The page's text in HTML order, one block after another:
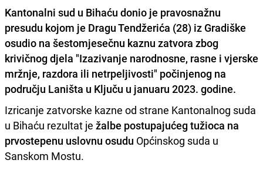
Kantonalni sud u Bihaću donio je pravosnažnu
presudu kojom je Dragu Tendžerića (28) iz Gradiške
osudio na šestomjesečnu kaznu zatvora zbog
krivičnog djela "Izazivanje narodnosne, rasne i vjerske
mržnje, razdora ili netrpeljivosti" počinjenog na
području Laništa u Ključu u januaru 2023. godine.
Izricanje zatvorske kazne od strane Kantonalnog suda
u Bihaću rezultat je žalbe postupajućeg tužioca na
prvostepenu uslovnu osudu Općinskog suda u
Sanskom Mostu.